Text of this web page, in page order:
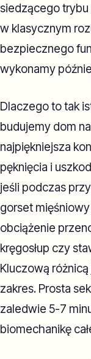
siedzącego
w klasycznym
bezpiecznego
wykonamy
Dlaczego to tak
budujemy dom
najpiękniejsza
pęknięcia i
jeśli podczas
gorset
obciążenie
kręgosłup czy
Kluczową
zakres. Prosta
zaledwie 5-7
biomechanikę